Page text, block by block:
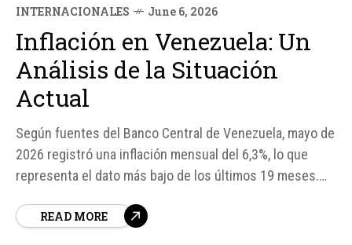
INTERNACIONALES June 6, 2026
Inflación en Venezuela: Un
Análisis de la Situación
Actual
Según fuentes del Banco Central de Venezuela, mayo de
2026 registró una inflación mensual del 6,3%, lo que
representa el dato más bajo de los últimos 19 meses.
desaceleración de la inflación en el país, aunque la
READ MORE